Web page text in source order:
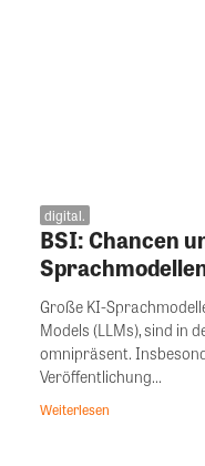
digital.
BSI: Chancen
Große KI-
Models (LLMs), sind in
omnipräsent.
Veröffentlichung...
Weiterlesen